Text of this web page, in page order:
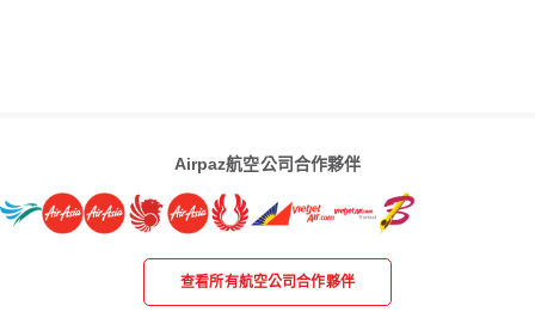
Airpaz航空公司合作夥伴
查看所有航空公司合作夥伴